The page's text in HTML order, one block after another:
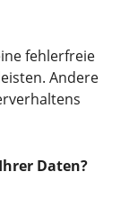
fehlerfreie
Andere
Daten?